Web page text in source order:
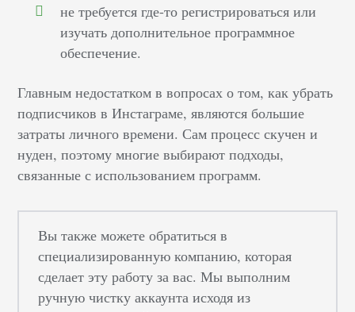
не требуется где-то регистрироваться или
изучать дополнительное программное
обеспечение.
Главным недостатком в вопросах о том, как убрать
подписчиков в Инстаграме, являются большие
затраты личного времени. Сам процесс скучен и
нуден, поэтому многие выбирают подходы,
связанные с использованием программ.
Вы также можете обратиться в
специализированную компанию, которая
сделает эту работу за вас. Мы выполним
ручную чистку аккаунта исходя из